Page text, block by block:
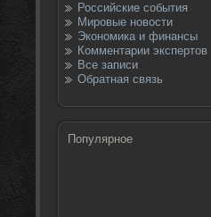
Российские события
Мировые новости
Экономика и финансы
Комментарии экспертов
Все записи
Обратная связь
Популярное